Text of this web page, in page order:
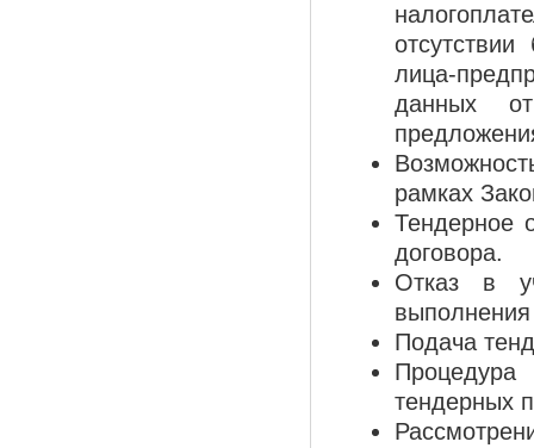
лица-
данных
рамках
Тендерное
договора.
Отказ в
выполнения
Подача
тендерных